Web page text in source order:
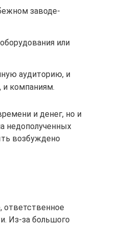
заводе-
или
аудиторию, и
и компаниям.
и денег, но и
недополученных
возбуждено
ответственное
Из-за большого